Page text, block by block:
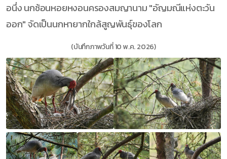
อนึ่ง นกช้อนหอยหงอนครองสมญานาม "อัญมณีแห่งตะวัน
ออก" จัดเป็นนกหายากใกล้สูญพันธุ์ของโลก
(บันทึกภาพวันที่ 10 พ.ค. 2026)